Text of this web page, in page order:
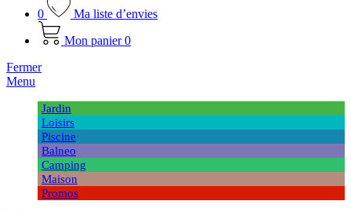
0
Ma liste d’envies
Mon panier 0
Fermer
Menu
Jardin
Loisirs
Piscine
Balneo
Camping
Maison
Promos